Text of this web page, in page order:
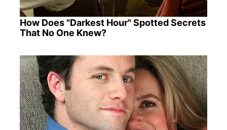
How Does "Darkest Hour" Spotted Secrets
That No One Knew?